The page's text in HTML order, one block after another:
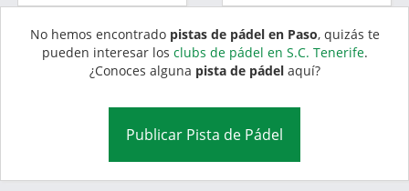
No hemos encontrado pistas de pádel en Paso, quizás te
pueden interesar los clubs de pádel en S.C. Tenerife.
¿Conoces alguna pista de pádelaquí?
Publicar Pista de Pádel